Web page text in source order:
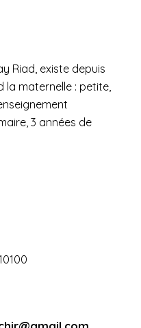
Riad, existe depuis
la maternelle : petite,
3 années de